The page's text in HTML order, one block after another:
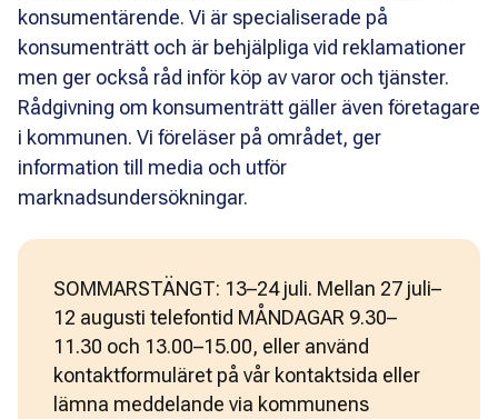
konsumentärende. Vi är specialiserade på
konsumenträtt och är behjälpliga vid reklamationer
men ger också råd inför köp av varor och tjänster.
Rådgivning om konsumenträtt gäller även företagare
i kommunen. Vi föreläser på området, ger
information till media och utför
marknadsundersökningar.
SOMMARSTÄNGT: 13–24 juli. Mellan 27 juli–
12 augusti telefontid MÅNDAGAR 9.30–
11.30 och 13.00–15.00, eller använd
kontaktformuläret på vår kontaktsida eller
lämna meddelande via kommunens